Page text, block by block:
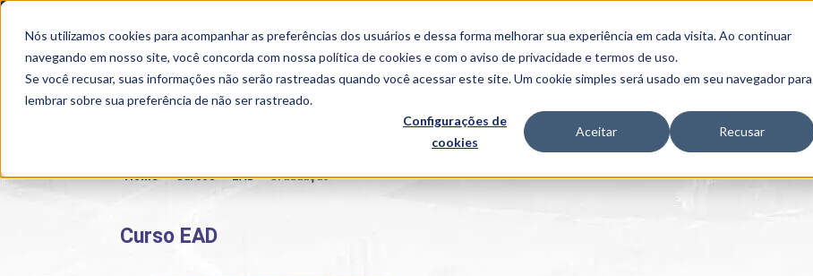
Nós utilizamos cookies para acompanhar as preferências dos usuários e dessa forma melhorar sua experiência em cada visita. Ao continuar
navegando em nosso site, você concorda com nossa política de cookies e com o aviso deprivacidade e termos de uso.
Se você recusar, suas informações não serão rastreadas quando você acessar este site. Um cookie simples será usado em seu navegador para
lembrar sobre sua preferência de não ser rastreado.
Configurações de
cookies
Aceitar Recusar
SEMIPRESENCIAL PRESENCIAL EAD BENEFÍCIOS
Acadêmicos
MPHU
Home > Cursos > EAD >Graduação
Curso EAD